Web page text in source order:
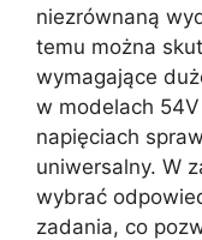
niezrównaną
temu można
wymagające
w modelach
napięciach
uniwersalny. W
wybrać
zadania, co